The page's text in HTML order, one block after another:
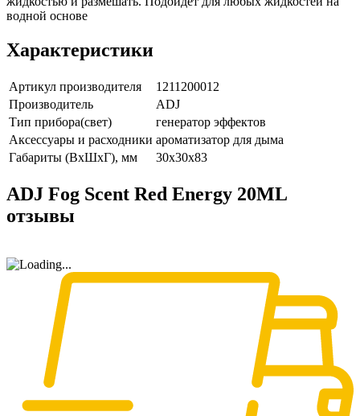
водной основе
Характеристики
Артикул производителя
1211200012
Производитель
ADJ
Тип прибора(свет)
генератор эффектов
Аксессуары и расходники ароматизатор для дыма
Габариты (ВxШxГ), мм
30х30х83
ADJ Fog Scent Red Energy 20ML
отзывы